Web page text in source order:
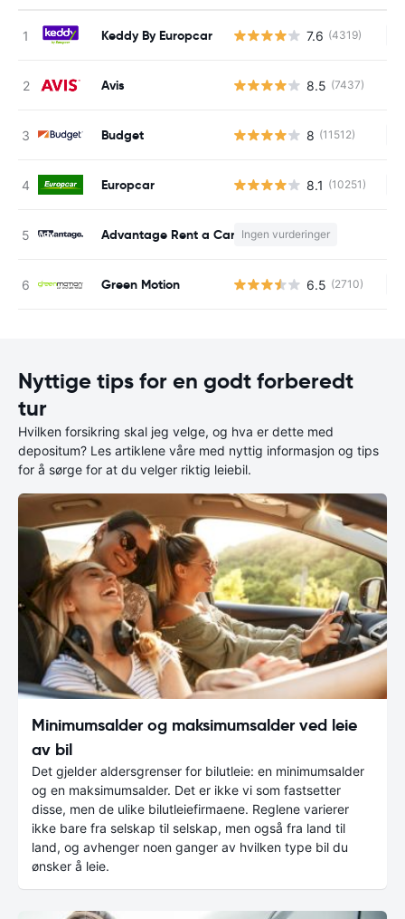
Keddy By Europcar 7.6 (4319)
Avis 8.5 (7437)
Budget 8 (11512)
Europcar 8.1 (10251)
Advantage Rent a Car Ingen vurderinger
Green Motion 6.5 (2710)
Nyttige tips for en godt forberedt
tur
Hvilken forsikring skal jeg velge, og hva er dette med
depositum? Les artiklene våre med nyttig informasjon og tips
for å sørge for at du velger riktig leiebil.
Minimumsalder og maksimumsalder ved leie
av bil
Det gjelder aldersgrenser for bilutleie: en minimumsalder
og en maksimumsalder. Det er ikke vi som fastsetter
disse, men de ulike bilutleiefirmaene. Reglene varierer
ikke bare fra selskap til selskap, men også fra land til
land, og avhenger noen ganger av hvilken type bil du
ønsker å leie.